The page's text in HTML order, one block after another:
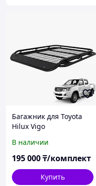
Багажник для Toyota
Hilux Vigo
В наличии
195 000 ₸/комплект
Купить